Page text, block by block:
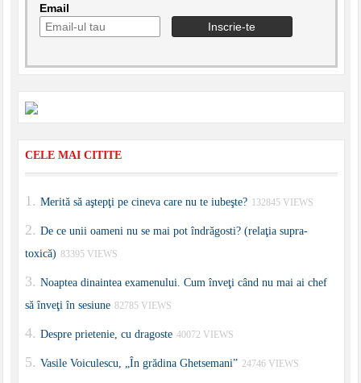
Email
CELE MAI CITITE
Merită să aştepţi pe cineva care nu te iubeşte? 132845 VIEWS
De ce unii oameni nu se mai pot îndrăgosti? (relaţia supra-
toxică) 83395 VIEWS
Noaptea dinaintea examenului. Cum înveţi când nu mai ai chef
să înveţi în sesiune 82785 VIEWS
Despre prietenie, cu dragoste 40072 VIEWS
Vasile Voiculescu, „În grădina Ghetsemani” 24746 VIEWS